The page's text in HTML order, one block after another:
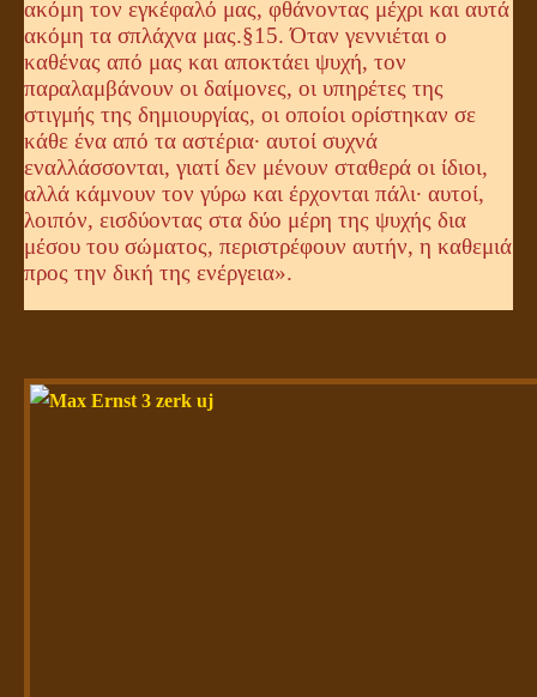
ακόμη τον εγκέφαλό μας, φθάνοντας μέχρι και αυτά
ακόμη τα σπλάχνα μας.§15. Όταν γεννιέται ο
καθένας από μας και αποκτάει ψυχή, τον
παραλαμβάνουν οι δαίμονες, οι υπηρέτες της
στιγμής της δημιουργίας, οι οποίοι ορίστηκαν σε
κάθε ένα από τα αστέρια· αυτοί συχνά
εναλλάσσονται, γιατί δεν μένουν σταθερά οι ίδιοι,
αλλά κάμνουν τον γύρω και έρχονται πάλι· αυτοί,
λοιπόν, εισδύοντας στα δύο μέρη της ψυχής δια
μέσου του σώματος, περιστρέφουν αυτήν, η καθεμιά
προς την δική της ενέργεια».